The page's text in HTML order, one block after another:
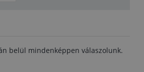
belül mindenképpen válaszolunk.